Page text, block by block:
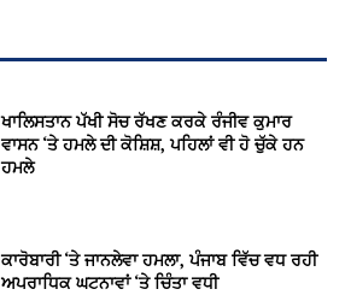
ਖਾਲਿਸਤਾਨ ਪੱਖੀ ਸੋਚ ਰੱਖਣ ਕਰਕੇ ਰੰਜੀਵ ਕੁਮਾਰ
ਵਾਸਨ ‘ਤੇ ਹਮਲੇ ਦੀ ਕੋਸ਼ਿਸ਼, ਪਹਿਲਾਂ ਵੀ ਹੋ ਚੁੱਕੇ ਹਨ
ਹਮਲੇ
ਕਾਰੋਬਾਰੀ ‘ਤੇ ਜਾਨਲੇਵਾ ਹਮਲਾ, ਪੰਜਾਬ ਵਿੱਚ ਵਧ ਰਹੀ
ਅਪਰਾਧਿਕ ਘਟਨਾਵਾਂ ‘ਤੇ ਚਿੰਤਾ ਵਧੀ